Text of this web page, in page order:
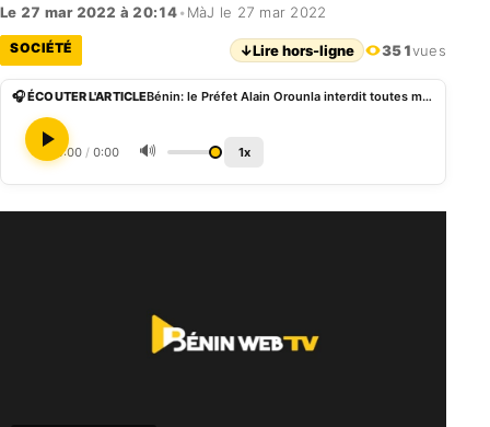
Le 27 mar 2022 à 20:14• MàJ le 27 mar 2022
SOCIÉTÉ ↓Lire hors-ligne 351vues
🎧 ÉCOUTER L'ARTICLE Bénin: le Préfet Alain Orounla interdit toutes manifestations d’Egoun-goun à Cotonou
0:00 / 0:00 🔊 1x